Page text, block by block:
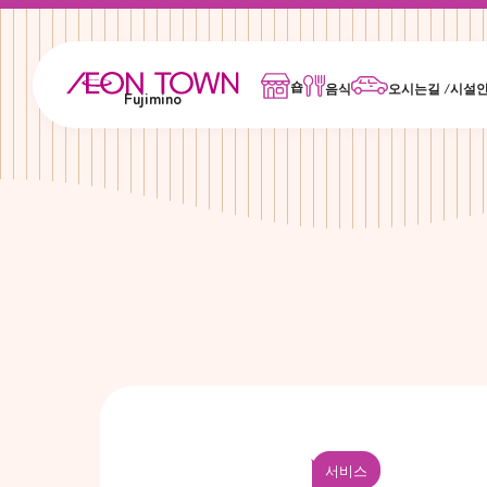
Fujimino
숍 음식 오시는길 /시설
서비스